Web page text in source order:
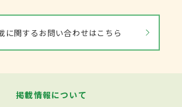
に関するお問い合わせはこちら
掲載情報について